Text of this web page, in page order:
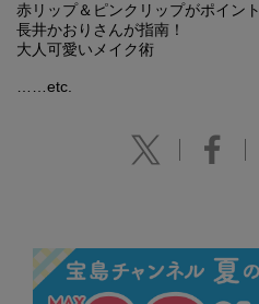
赤リップ＆ピンクリップがポイント
長井かおりさんが指南！
大人可愛いメイク術
……etc.